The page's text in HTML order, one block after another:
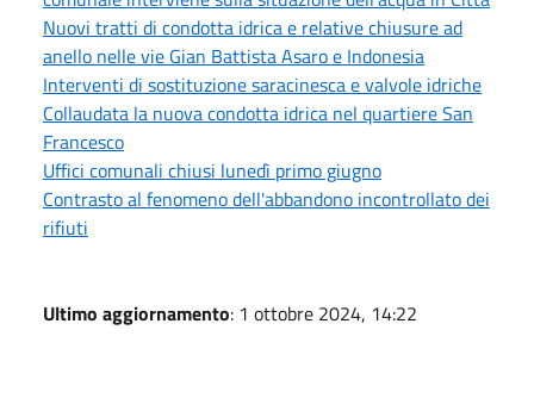
Nuovi tratti di condotta idrica e relative chiusure ad
anello nelle vie Gian Battista Asaro e Indonesia
Interventi di sostituzione saracinesca e valvole idriche
Collaudata la nuova condotta idrica nel quartiere San
Francesco
Uffici comunali chiusi lunedì primo giugno
Contrasto al fenomeno dell'abbandono incontrollato dei
rifiuti
Ultimo aggiornamento: 1 ottobre 2024, 14:22